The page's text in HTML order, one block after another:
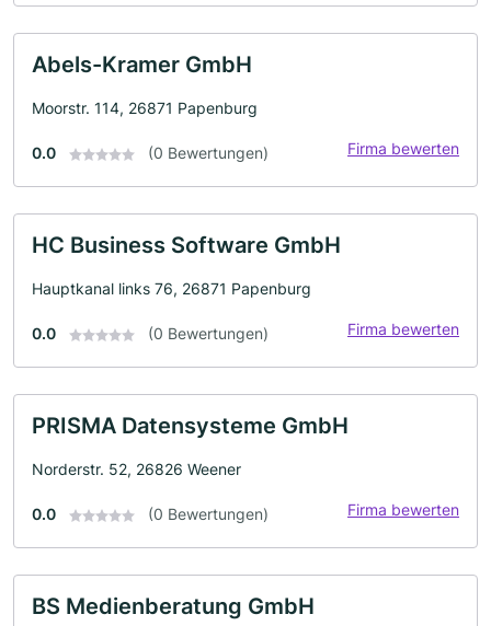
Abels-Kramer GmbH
Moorstr. 114, 26871 Papenburg
0.0 (0 Bewertungen) Firma bewerten
HC Business Software GmbH
Hauptkanal links 76, 26871 Papenburg
0.0 (0 Bewertungen) Firma bewerten
PRISMA Datensysteme GmbH
Norderstr. 52, 26826 Weener
0.0 (0 Bewertungen) Firma bewerten
BS Medienberatung GmbH